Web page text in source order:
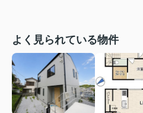
よく見られている物件